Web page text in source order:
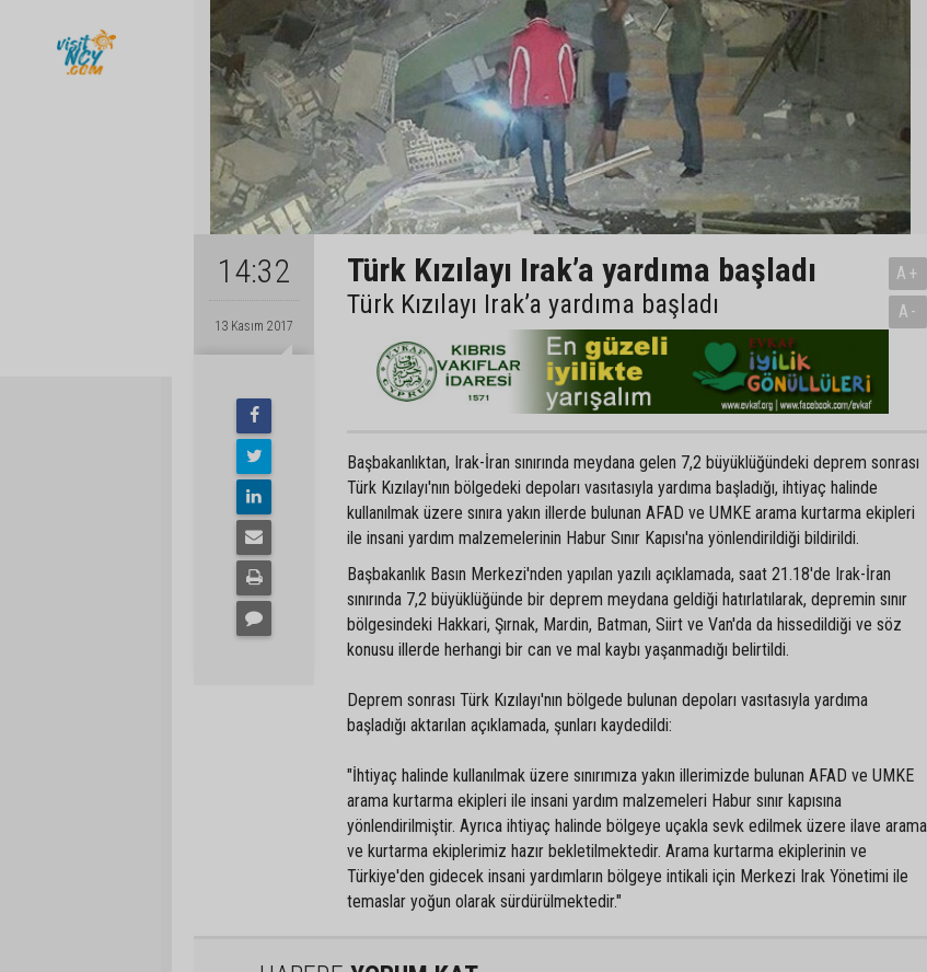
14:32
13 Kasım 2017
Türk Kızılayı Irak’a yardıma başladı
Türk Kızılayı Irak’a yardıma başladı
A+
A-
Başbakanlıktan, Irak-İran sınırında meydana gelen 7,2 büyüklüğündeki deprem sonrası
Türk Kızılayı'nın bölgedeki depoları vasıtasıyla yardıma başladığı, ihtiyaç halinde
kullanılmak üzere sınıra yakın illerde bulunan AFAD ve UMKE arama kurtarma ekipleri
ile insani yardım malzemelerinin Habur Sınır Kapısı'na yönlendirildiği bildirildi.
Başbakanlık Basın Merkezi'nden yapılan yazılı açıklamada, saat 21.18'de Irak-İran
sınırında 7,2 büyüklüğünde bir deprem meydana geldiği hatırlatılarak, depremin sınır
bölgesindeki Hakkari, Şırnak, Mardin, Batman, Siirt ve Van'da da hissedildiği ve söz
konusu illerde herhangi bir can ve mal kaybı yaşanmadığı belirtildi.
Deprem sonrası Türk Kızılayı'nın bölgede bulunan depoları vasıtasıyla yardıma
başladığı aktarılan açıklamada, şunları kaydedildi:
"İhtiyaç halinde kullanılmak üzere sınırımıza yakın illerimizde bulunan AFAD ve UMKE
arama kurtarma ekipleri ile insani yardım malzemeleri Habur sınır kapısına
yönlendirilmiştir. Ayrıca ihtiyaç halinde bölgeye uçakla sevk edilmek üzere ilave arama
ve kurtarma ekiplerimiz hazır bekletilmektedir. Arama kurtarma ekiplerinin ve
Türkiye'den gidecek insani yardımların bölgeye intikali için Merkezi Irak Yönetimi ile
temaslar yoğun olarak sürdürülmektedir."